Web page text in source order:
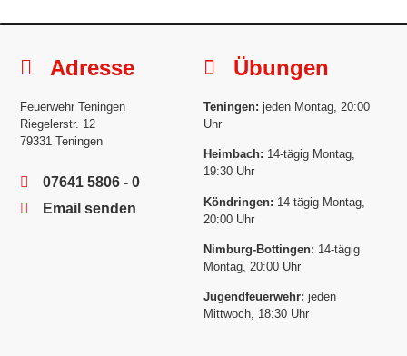
Adresse
Feuerwehr Teningen
Riegelerstr. 12
79331 Teningen
07641 5806 - 0
Email senden
Übungen
Teningen: jeden Montag, 20:00
Uhr
Heimbach: 14-tägig Montag,
19:30 Uhr
Köndringen: 14-tägig Montag,
20:00 Uhr
Nimburg-Bottingen: 14-tägig
Montag, 20:00 Uhr
Jugendfeuerwehr: jeden
Mittwoch, 18:30 Uhr